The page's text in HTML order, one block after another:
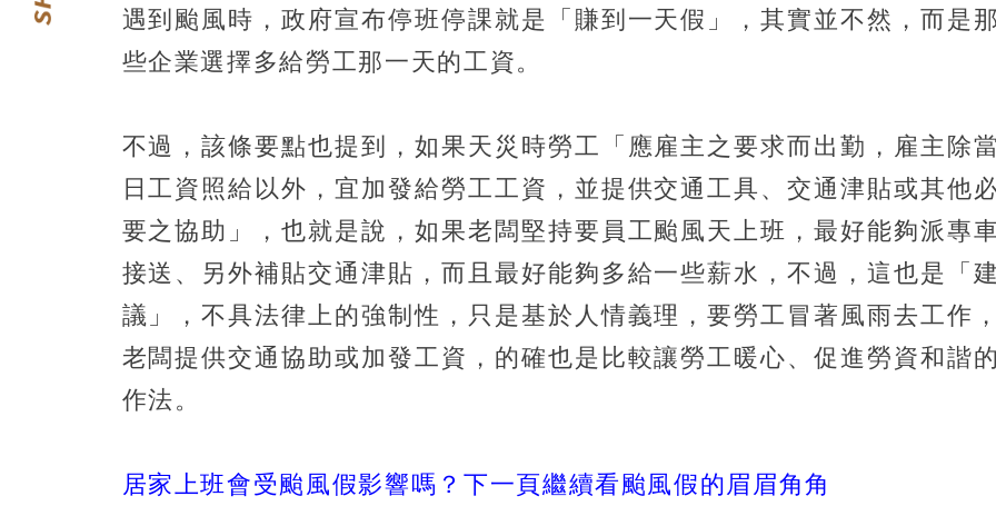
遇到颱風時，政府宣布停班停課就是「賺到一天假」，其實並不然，而是那
些企業選擇多給勞工那一天的工資。
不過，該條要點也提到，如果天災時勞工「應雇主之要求而出勤，雇主除當
日工資照給以外，宜加發給勞工工資，並提供交通工具、交通津貼或其他
要之協助」，也就是說，如果老闆堅持要員工颱風天上班，最好能夠派專車
接送、另外補貼交通津貼，而且最好能夠多給一些薪水，不過，這也是「建
議」，不具法律上的強制性，只是基於人情義理，要勞工冒著風雨去工作，
老闆提供交通協助或加發工資，的確也是比較讓勞工暖心、促進勞資和諧的
作法。
居家上班會受颱風假影響嗎？下一頁繼續看颱風假的眉眉角角